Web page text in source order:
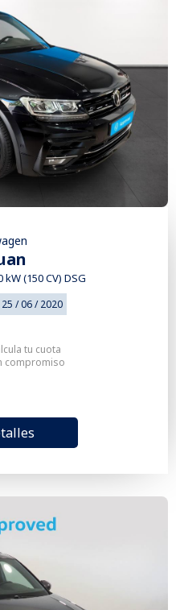
(150 CV) DSG
25 / 06 / 2020
tu cuota
compromiso